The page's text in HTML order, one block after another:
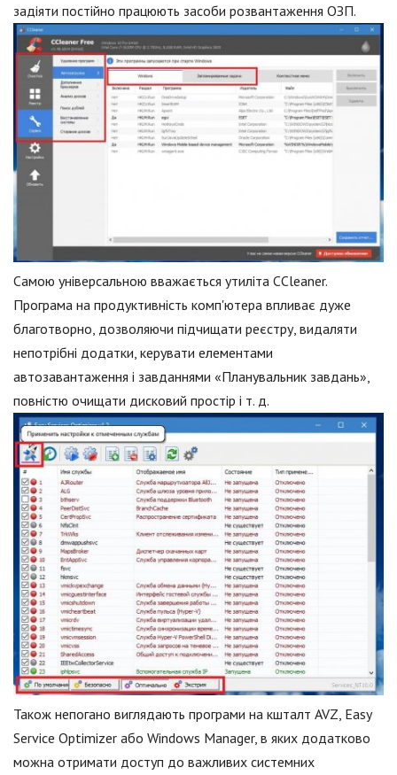
задіяти постійно працюють засоби розвантаження ОЗП.
Самою універсальною вважається утиліта CCleaner.
Програма на продуктивність комп'ютера впливає дуже
благотворно, дозволяючи підчищати реєстру, видаляти
непотрібні додатки, керувати елементами
автозавантаження і завданнями «Планувальник завдань»,
повністю очищати дисковий простір і т. д.
Також непогано виглядають програми на кшталт AVZ, Easy
Service Optimizer або Windows Manager, в яких додатково
можна отримати доступ до важливих системних